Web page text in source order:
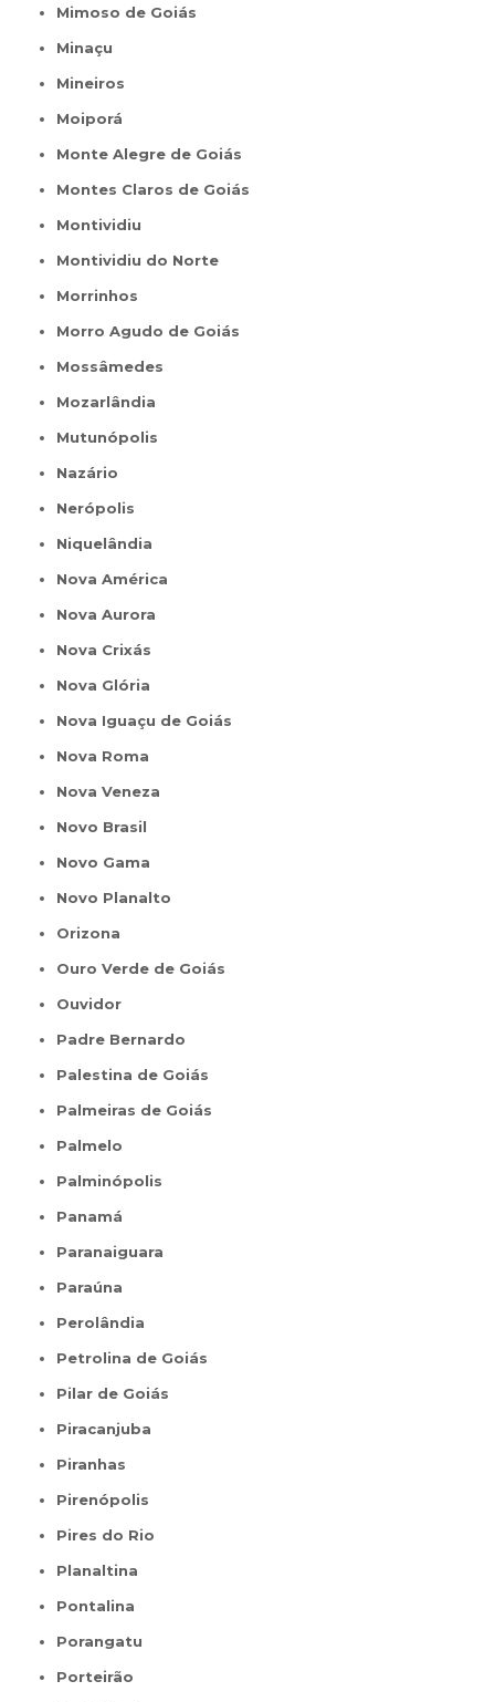
Mimoso de Goiás
Minaçu
Mineiros
Moiporá
Monte Alegre de Goiás
Montes Claros de Goiás
Montividiu
Montividiu do Norte
Morrinhos
Morro Agudo de Goiás
Mossâmedes
Mozarlândia
Mutunópolis
Nazário
Nerópolis
Niquelândia
Nova América
Nova Aurora
Nova Crixás
Nova Glória
Nova Iguaçu de Goiás
Nova Roma
Nova Veneza
Novo Brasil
Novo Gama
Novo Planalto
Orizona
Ouro Verde de Goiás
Ouvidor
Padre Bernardo
Palestina de Goiás
Palmeiras de Goiás
Palmelo
Palminópolis
Panamá
Paranaiguara
Paraúna
Perolândia
Petrolina de Goiás
Pilar de Goiás
Piracanjuba
Piranhas
Pirenópolis
Pires do Rio
Planaltina
Pontalina
Porangatu
Porteirão